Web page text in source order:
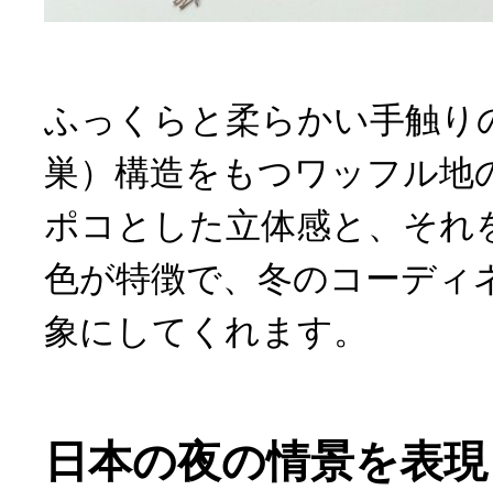
ふっくらと柔らかい手触り
巣）構造をもつワッフル地
ポコとした立体感と、それ
色が特徴で、冬のコーディ
象にしてくれます。
日本の夜の情景を表